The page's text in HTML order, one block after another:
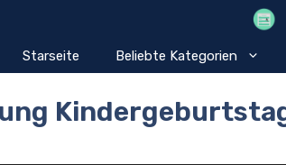
Starseite Beliebte Kategorien